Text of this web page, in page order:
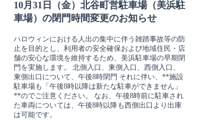
10月31日（金）北谷町営駐車場（美浜駐
車場）の閉門時間変更のお知らせ
ハロウィンにおける人出の集中に伴う雑踏事故等の防
止を目的とし、利用者の安全確保および地域住民・店
舗の安心な環境を維持するため、美浜駐車場の早期閉
門を実施します。 北側入口、東側入口、西側入口、
東側出口について、午後8時閉門 それに伴い、**施設
駐車場も「午後8時以降は新たな駐車ができません」
**のでご注意ください。 なお、午後8時前に駐車され
た車両については、午後8時以降も西側出口より出庫
は可能です。